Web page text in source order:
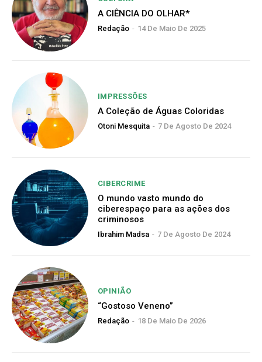
A CIÊNCIA DO OLHAR*
Redação - 14 De Maio De 2025
IMPRESSÕES
A Coleção de Águas Coloridas
Otoni Mesquita - 7 De Agosto De 2024
CIBERCRIME
O mundo vasto mundo do
ciberespaço para as ações dos
criminosos
Ibrahim Madsa - 7 De Agosto De 2024
OPINIÃO
“Gostoso Veneno”
Redação - 18 De Maio De 2026